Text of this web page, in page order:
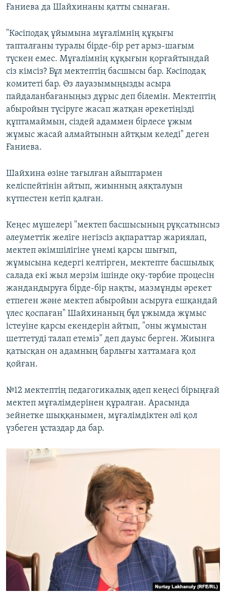
Ғаниева да Шайхинаны қатты сынаған.
"Кәсіподақ ұйымына мұғалімнің құқығы
тапталғаны туралы бірде-бір рет арыз-шағым
түскен емес. Мұғалімнің құқығын қорғайтындай
сіз кімсіз? Бұл мектептің басшысы бар. Кәсіподақ
комитеті бар. Өз лауазымыңызды асыра
пайдаланбағаныңыз дұрыс деп білемін. Мектептің
абыройын түсіруге жасап жатқан әрекетіңізді
құптамаймын, сіздей адаммен бірлесе ұжым
жұмыс жасай алмайтынын айтқым келеді" деген
Ғаниева.
Шайхина өзіне тағылған айыптармен
келіспейтінін айтып, жиынның аяқталуын
күтпестен кетіп қалған.
Кеңес мүшелері "мектеп басшысының рұқсатынсыз
әлеуметтік желіге негізсіз ақпараттар жариялап,
мектеп әкімшілігіне үнемі қарсы шығып,
жұмысына кедергі келтірген, мектепте басшылық
салада екі жыл мерзім ішінде оқу-тәрбие процесін
жандандыруға бірде-бір нақты, мазмұнды әрекет
етпеген және мектеп абыройын асыруға ешқандай
үлес қоспаған" Шайхинаның бұл ұжымда жұмыс
істеуіне қарсы екендерін айтып, "оны жұмыстан
шеттетуді талап етеміз" деп дауыс берген. Жиынға
қатысқан он адамның барлығы хаттамаға қол
қойған.
№12 мектептің педагогикалық әдеп кеңесі бірыңғай
мектеп мұғалімдерінен құралған. Арасында
зейнетке шыққанымен, мұғалімдіктен әлі қол
үзбеген ұстаздар да бар.